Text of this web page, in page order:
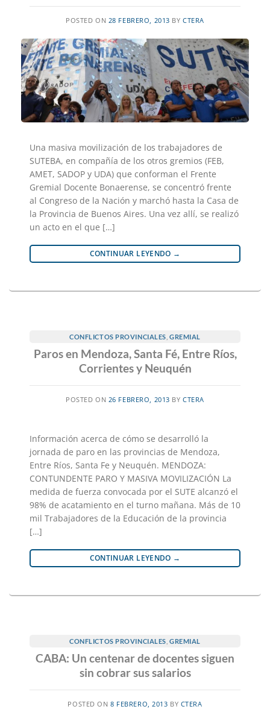
POSTED ON 28 FEBRERO, 2013 BY CTERA
Una masiva movilización de los trabajadores de
SUTEBA, en compañía de los otros gremios (FEB,
AMET, SADOP y UDA) que conforman el Frente
Gremial Docente Bonaerense, se concentró frente
al Congreso de la Nación y marchó hasta la Casa de
la Provincia de Buenos Aires. Una vez allí, se realizó
un acto en el que […]
CONTINUAR LEYENDO →
CONFLICTOS PROVINCIALES ,GREMIAL
Paros en Mendoza, Santa Fé, Entre Ríos,
Corrientes y Neuquén
POSTED ON 26 FEBRERO, 2013 BY CTERA
Información acerca de cómo se desarrolló la
jornada de paro en las provincias de Mendoza,
Entre Ríos, Santa Fe y Neuquén. MENDOZA:
CONTUNDENTE PARO Y MASIVA MOVILIZACIÓN La
medida de fuerza convocada por el SUTE alcanzó el
98% de acatamiento en el turno mañana. Más de 10
mil Trabajadores de la Educación de la provincia
[…]
CONTINUAR LEYENDO →
CONFLICTOS PROVINCIALES ,GREMIAL
CABA: Un centenar de docentes siguen
sin cobrar sus salarios
POSTED ON8 FEBRERO, 2013 BY CTERA